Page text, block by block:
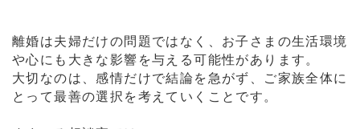
離婚は夫婦だけの問題ではなく、お子さまの生活環境
や心にも大きな影響を与える可能性があります。
大切なのは、感情だけで結論を急がず、ご家族全体に
とって最善の選択を考えていくことです。